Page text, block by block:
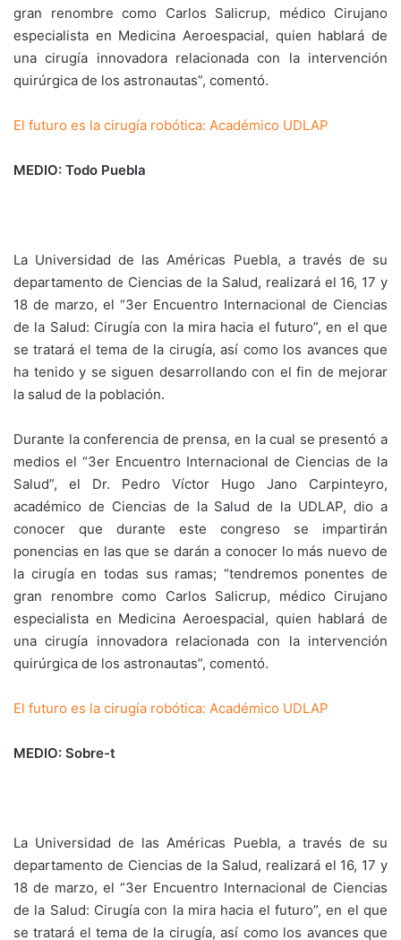
gran renombre como Carlos Salicrup, médico Cirujano
especialista en Medicina Aeroespacial, quien hablará de
una cirugía innovadora relacionada con la intervención
quirúrgica de los astronautas”, comentó.
El futuro es la cirugía robótica: Académico UDLAP
MEDIO: Todo Puebla
La Universidad de las Américas Puebla, a través de su
departamento de Ciencias de la Salud, realizará el 16, 17 y
18 de marzo, el “3er Encuentro Internacional de Ciencias
de la Salud: Cirugía con la mira hacia el futuro”, en el que
se tratará el tema de la cirugía, así como los avances que
ha tenido y se siguen desarrollando con el fin de mejorar
la salud de la población.
Durante la conferencia de prensa, en la cual se presentó a
medios el “3er Encuentro Internacional de Ciencias de la
Salud”, el Dr. Pedro Víctor Hugo Jano Carpinteyro,
académico de Ciencias de la Salud de la UDLAP, dio a
conocer que durante este congreso se impartirán
ponencias en las que se darán a conocer lo más nuevo de
la cirugía en todas sus ramas; “tendremos ponentes de
gran renombre como Carlos Salicrup, médico Cirujano
especialista en Medicina Aeroespacial, quien hablará de
una cirugía innovadora relacionada con la intervención
quirúrgica de los astronautas”, comentó.
El futuro es la cirugía robótica: Académico UDLAP
MEDIO: Sobre-t
La Universidad de las Américas Puebla, a través de su
departamento de Ciencias de la Salud, realizará el 16, 17 y
18 de marzo, el “3er Encuentro Internacional de Ciencias
de la Salud: Cirugía con la mira hacia el futuro”, en el que
se tratará el tema de la cirugía, así como los avances que